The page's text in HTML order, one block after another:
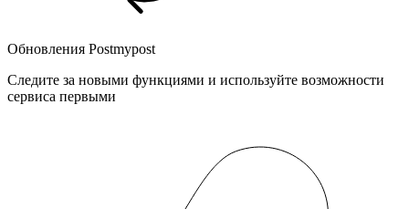
Обновления Postmypost
Следите за новыми функциями и используйте возможности
сервиса первыми